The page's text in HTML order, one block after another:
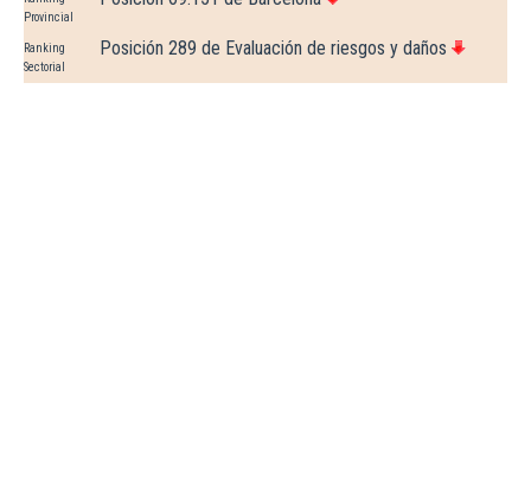
Provincial
Ranking
Sectorial
Posición 289 de Evaluación de riesgos y daños